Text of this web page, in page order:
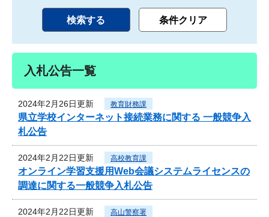
入札公告一覧
2024年2月26日更新 教育財務課
県立学校インターネット接続業務に関する 一般競争入
札公告
2024年2月22日更新 高校教育課
オンライン学習支援用Web会議システムライセンスの
調達に関する一般競争入札公告
2024年2月22日更新 高山警察署